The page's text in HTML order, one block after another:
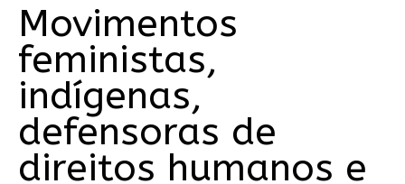
Movimentos
feministas,
indígenas,
defensoras de
direitos humanos e